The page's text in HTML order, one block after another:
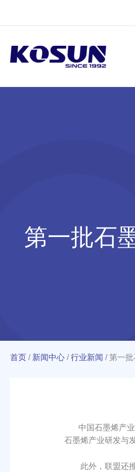
第一批石
首页 / 新闻中心 /行业新闻 /第一
中国石墨烯产业
石墨烯产业研发与
此外，联盟还推